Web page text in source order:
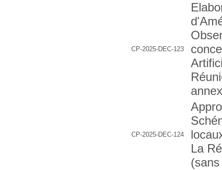
CP-2025-DEC-123
CP-2025-DEC-124
La